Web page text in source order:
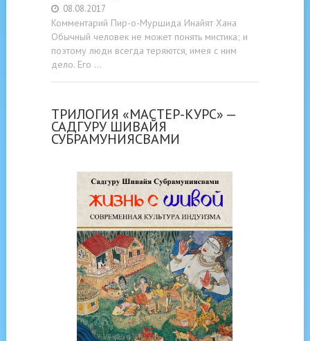
08.08.2017
Комментарий Пир-о-Муршида Инайят Хана
Обычный человек не может понять мистика; и
поэтому люди всегда теряются, имея с ним
дело. Его …
ТРИЛОГИЯ «МАСТЕР-КУРС» —
САДГУРУ ШИВАЙЯ
СУБРАМУНИЯСВАМИ